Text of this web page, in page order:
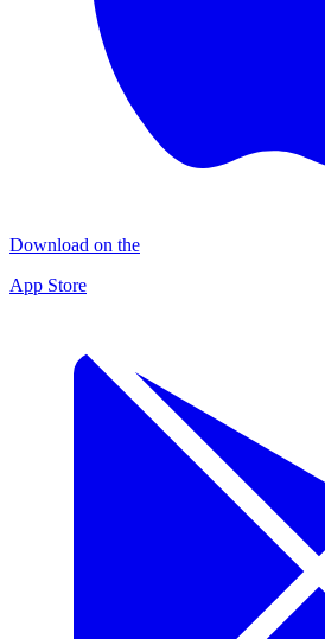
Download on the
App Store